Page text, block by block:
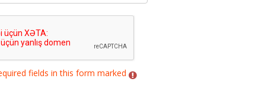
fields in this form marked .